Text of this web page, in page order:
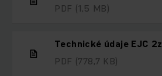
PDF (1,5 MB)
Technické údaje EJC 2z
PDF (778,7 KB)